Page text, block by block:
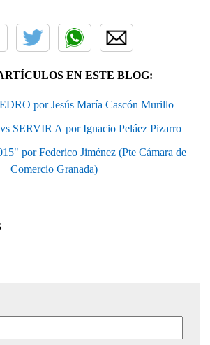
EN ESTE BLOG:
por Jesús María Cascón Murillo
SERVIR A por Ignacio Peláez Pizarro
por Federico Jiménez (Pte Cámara de
Comercio Granada)